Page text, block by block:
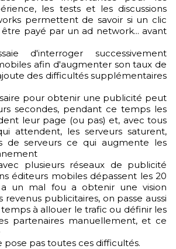
les tests et les discussions
permettent de savoir si un clic
payé par un ad network... avant
d'interroger successivement
afin d'augmenter son taux de
des difficultés supplémentaires
pour obtenir une publicité peut
secondes, pendant ce temps les
leur page (ou pas) et, avec tous
attendent, les serveurs saturent,
de serveurs ce qui augmente les
plusieurs réseaux de publicité
éditeurs mobiles dépassent les 20
a un mal fou a obtenir une vision
revenus publicitaires, on passe aussi
à allouer le trafic ou définir les
partenaires manuellement, et ce
pose pas toutes ces difficultés.